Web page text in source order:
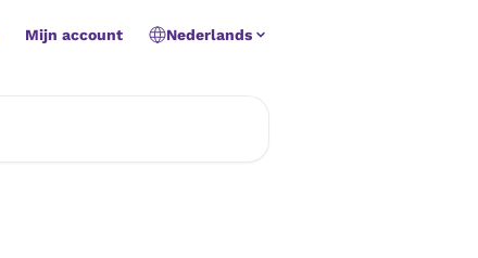
Mijn account Nederlands